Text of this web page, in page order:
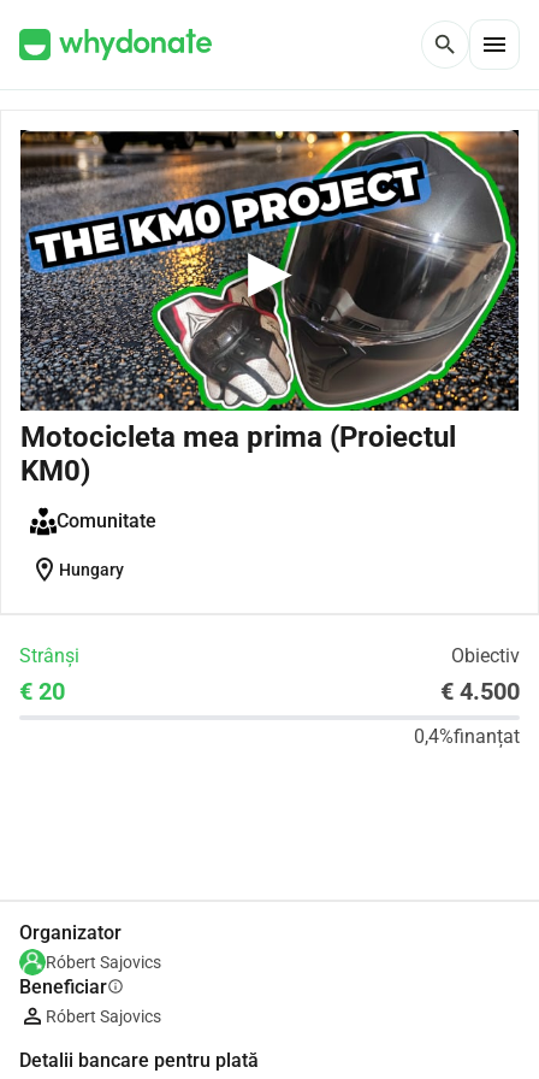
search menu
Motocicleta mea prima (Proiectul
KM0)
Comunitate
location_on Hungary
Strânși Obiectiv
€ 20 € 4.500
0,4%finanțat
Organizator
Róbert Sajovics
Beneficiarinfo
Róbert Sajovics
Detalii bancare pentru plată